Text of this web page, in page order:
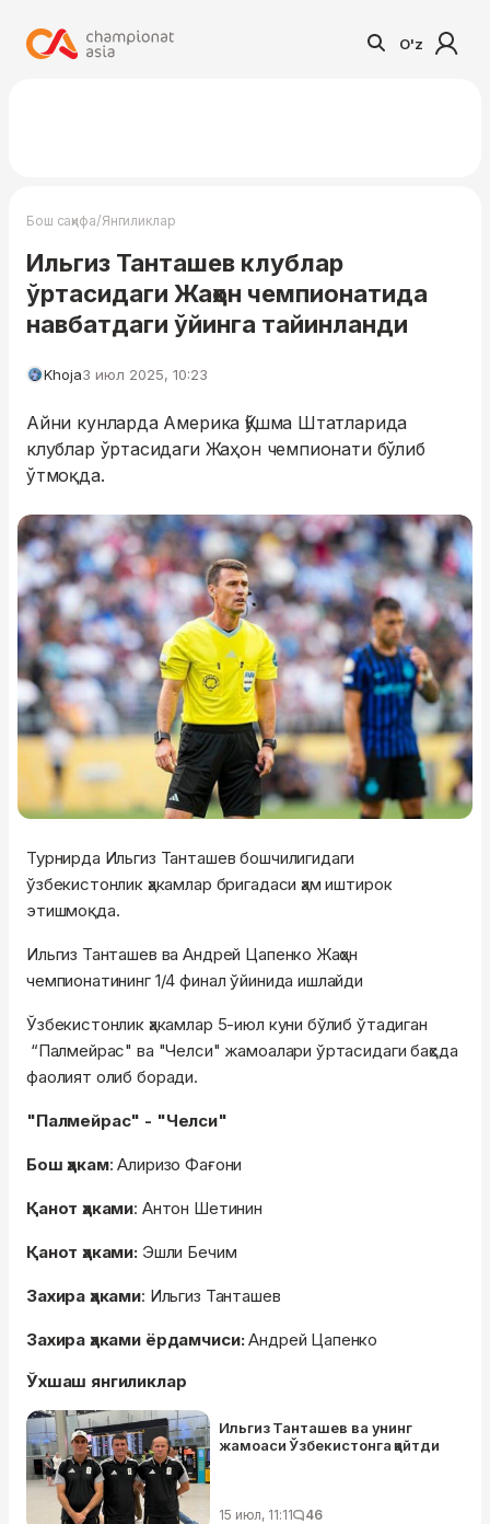
O'z
Бош саҳифа/Янгиликлар
Ильгиз Танташев клублар
ўртасидаги Жаҳон чемпионатида
навбатдаги ўйинга тайинланди
Khoja3 июл 2025, 10:23
Айни кунларда Америка Қўшма Штатларида
клублар ўртасидаги Жаҳон чемпионати бўлиб
ўтмоқда.
Турнирда Ильгиз Танташев бошчилигидаги
ўзбекистонлик ҳакамлар бригадаси ҳам иштирок
этишмоқда.
Ильгиз Танташев ва Андрей Цапенко Жаҳон
чемпионатининг 1/4 финал ўйинида ишлайди
Ўзбекистонлик ҳакамлар 5-июл куни бўлиб ўтадиган
“Палмейрас" ва "Челси" жамоалари ўртасидаги баҳсда
фаолият олиб боради.
"Палмейрас" - "Челси"
Бош ҳакам: Алиризо Фағони
Қанот ҳаками: Антон Шетинин
Қанот ҳаками: Эшли Бечим
Захира ҳаками: Ильгиз Танташев
Захира ҳаками ёрдамчиси:Андрей Цапенко
Ўхшаш янгиликлар
Ильгиз Танташев ва унинг
жамоаси Ўзбекистонга қайтди
15 июл, 11:11 46